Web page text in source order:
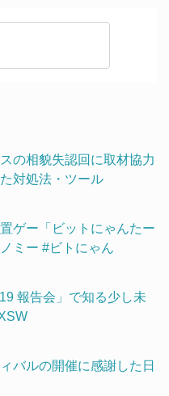
の相貌失認回に取材協力
対処法・ツール
ゲー「ビットにゃんたー
ミー #ビトにゃん
報告会」で知る少し未
バルの開催に感謝した日